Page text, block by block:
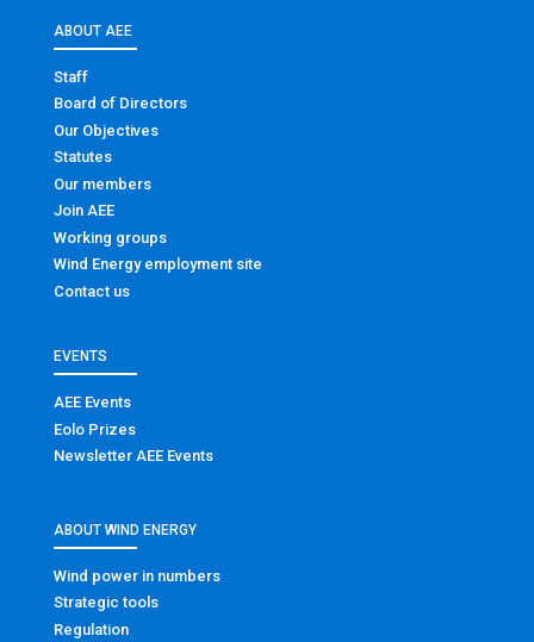
ABOUT AEE
Staff
Board of Directors
Our Objectives
Statutes
Our members
Join AEE
Working groups
Wind Energy employment site
Contact us
EVENTS
AEE Events
Eolo Prizes
Newsletter AEE Events
ABOUT WIND ENERGY
Wind power in numbers
Strategic tools
Regulation